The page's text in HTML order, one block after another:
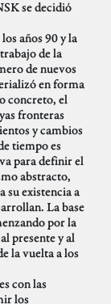
se decidió
años 90 y la
de la
de nuevos
en forma
concreto, el
fronteras
y cambios
tiempo es
para definir el
abstracto,
su existencia a
La base
por la
presente y al
la vuelta a los
con las
los